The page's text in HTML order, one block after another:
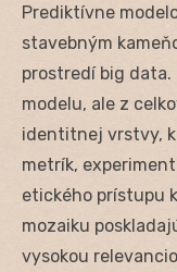
Prediktívne
stavebným
prostredí big data.
modelu, ale z
identitnej vrstvy,
metrík,
etického prístupu
mozaiku
vysokou